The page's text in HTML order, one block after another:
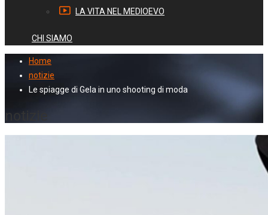
LA VITA NEL MEDIOEVO
CHI SIAMO
Home
notizie
Le spiagge di Gela in uno shooting di moda
notizie